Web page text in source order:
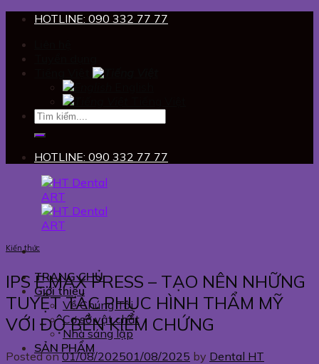
Skip
content
HOTLINE: 090 332 77 77
HOTLINE: 090 332 77 77
TRANG CHỦ
Giới thiệu
Về Chúng Tôi
Cơ sở vật chất
Nhà sáng lập
SẢN PHẨM
Kiến thức
IPS E.MAX PRESS – TẠO NÊN NHỮNG
TUYỆT TÁC PHỤC HÌNH THẨM MỸ
VỚI ĐỘ BỀN KIỂM CHỨNG
Posted on01/08/202501/08/2025 by Dental HT